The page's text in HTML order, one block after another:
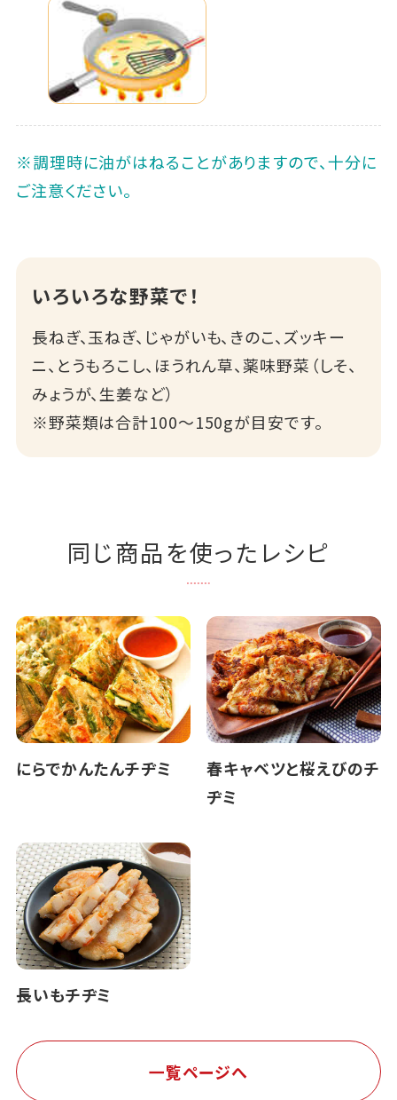
※調理時に油がはねることがありますので、十分に
ご注意ください。
いろいろな野菜で！
長ねぎ、玉ねぎ、じゃがいも、きのこ、ズッキー
ニ、とうもろこし、ほうれん草、薬味野菜（しそ、
みょうが、生姜など）
※野菜類は合計100～150gが目安です。
同じ商品を使ったレシピ
にらでかんたんチヂミ
春キャベツと桜えびのチ
ヂミ
長いもチヂミ
一覧ページへ